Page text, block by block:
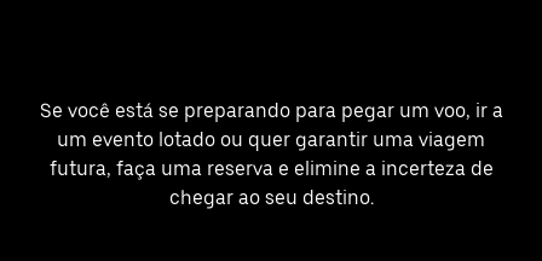
Se você está se preparando para pegar um voo, ir a
um evento lotado ou quer garantir uma viagem
futura, faça uma reserva e elimine a incerteza de
chegar ao seu destino.